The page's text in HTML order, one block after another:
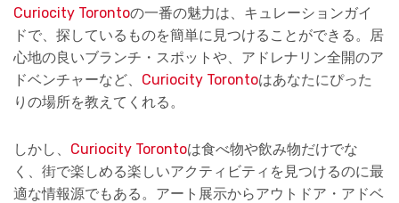
Curiocity Torontoの一番の魅力は、キュレーションガイ
ドで、探しているものを簡単に見つけることができる。居
心地の良いブランチ・スポットや、アドレナリン全開のア
ドベンチャーなど、 Curiocity Torontoはあなたにぴった
りの場所を教えてくれる。
しかし、 Curiocity Torontoは食べ物や飲み物だけでな
く、街で楽しめる楽しいアクティビティを見つけるのに最
適な情報源でもある。アート展示からアウトドア・アドベ